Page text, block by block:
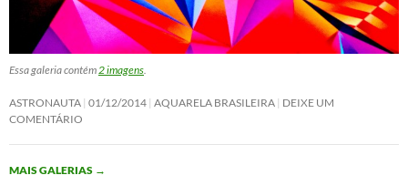
Essa galeria contém2 imagens.
ASTRONAUTA 01/12/2014 AQUARELA BRASILEIRA DEIXE UM
COMENTÁRIO
MAIS GALERIAS →